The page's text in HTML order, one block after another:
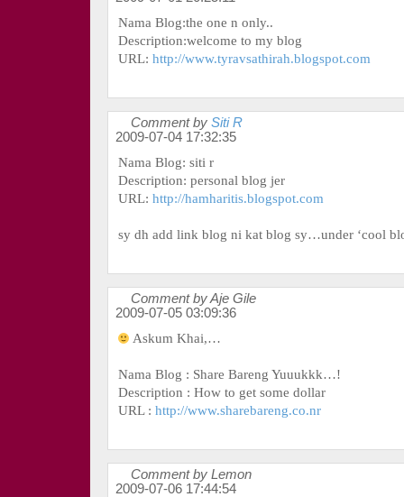
Nama Blog:the one n only..
Description:welcome to my blog
URL: http://www.tyravsathirah.blogspot.com
Comment by Siti R
2009-07-04 17:32:35
Nama Blog: siti r
Description: personal blog jer
URL: http://hamharitis.blogspot.com
sy dh add link blog ni kat blog sy…under ‘cool
Comment by Aje Gile
2009-07-05 03:09:36
Askum Khai,…
Nama Blog : Share Bareng Yuuukkk…!
Description : How to get some dollar
URL : http://www.sharebareng.co.nr
Comment by Lemon
2009-07-06 17:44:54